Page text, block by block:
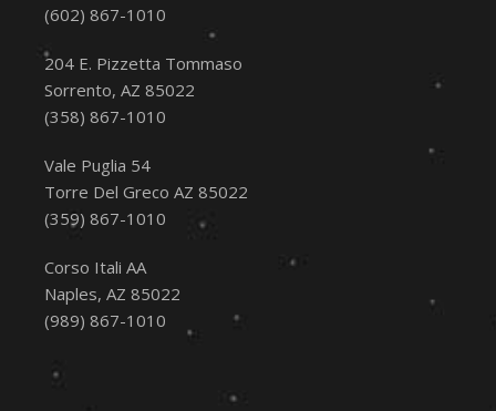
(602) 867-1010
204 E. Pizzetta Tommaso
Sorrento, AZ 85022
(358) 867-1010
Vale Puglia 54
Torre Del Greco AZ 85022
(359) 867-1010
Corso Itali AA
Naples, AZ 85022
(989) 867-1010